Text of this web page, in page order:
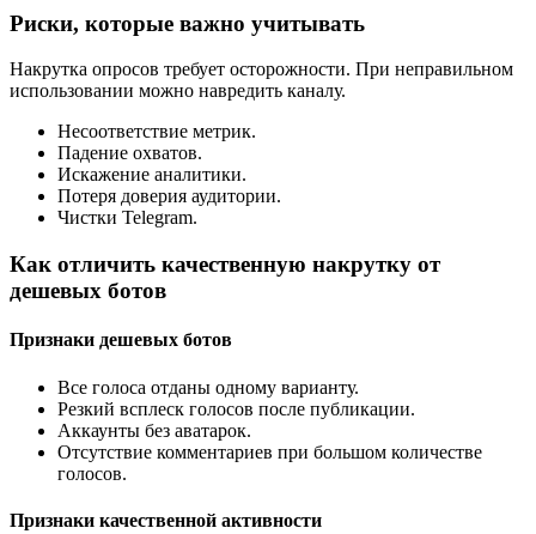
Риски, которые важно учитывать
Накрутка опросов требует осторожности. При неправильном
использовании можно навредить каналу.
Несоответствие метрик.
Падение охватов.
Искажение аналитики.
Потеря доверия аудитории.
Чистки Telegram.
Как отличить качественную накрутку от
дешевых ботов
Признаки дешевых ботов
Все голоса отданы одному варианту.
Резкий всплеск голосов после публикации.
Аккаунты без аватарок.
Отсутствие комментариев при большом количестве
голосов.
Признаки качественной активности